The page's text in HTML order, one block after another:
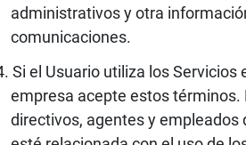
administrativos y otra
comunicaciones.
Si el Usuario utiliza los
empresa acepte estos términos.
directivos, agentes y empleados